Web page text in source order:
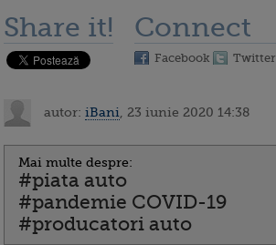
Share it! Connect
Facebook Twitter
autor: iBani , 23 iunie 2020 14:38
Mai multe despre:
#piata auto
#pandemie COVID-19
#producatori auto